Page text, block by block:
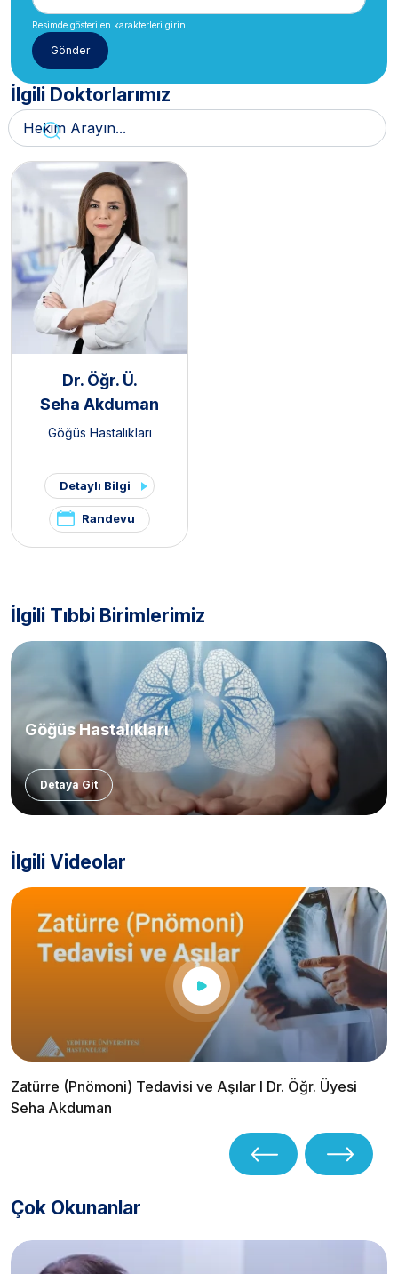
Resimde gösterilen karakterleri girin.
İlgili Doktorlarımız
Dr. Öğr. Ü.
Seha Akduman
Göğüs Hastalıkları
Detaylı Bilgi
Randevu
İlgili Tıbbi Birimlerimiz
Göğüs Hastalıkları
Detaya Git
İlgili Videolar
Zatürre (Pnömoni) Tedavisi ve Aşılar I Dr. Öğr. Üyesi
Seha Akduman
Çok Okunanlar